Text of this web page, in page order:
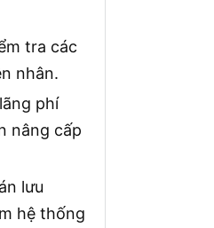
tra các
nhân.
phí
nâng cấp
lưu
hệ thống